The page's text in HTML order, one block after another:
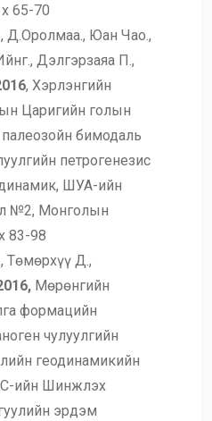
65-70
., Д.Оролмаа., Юан Чао.,
Дэлгэрзаяа П.,
, Хэрлэнгийн
Царигийн голын
бимодаль
петрогенезис
ШУА-ийн
№2, Монголын
83-98
., Төмөрхүү Д.,
Мөрөнгийн
формацийн
чулуулгийн
геодинамикийн
ийн Шинжлэх
эрдэм